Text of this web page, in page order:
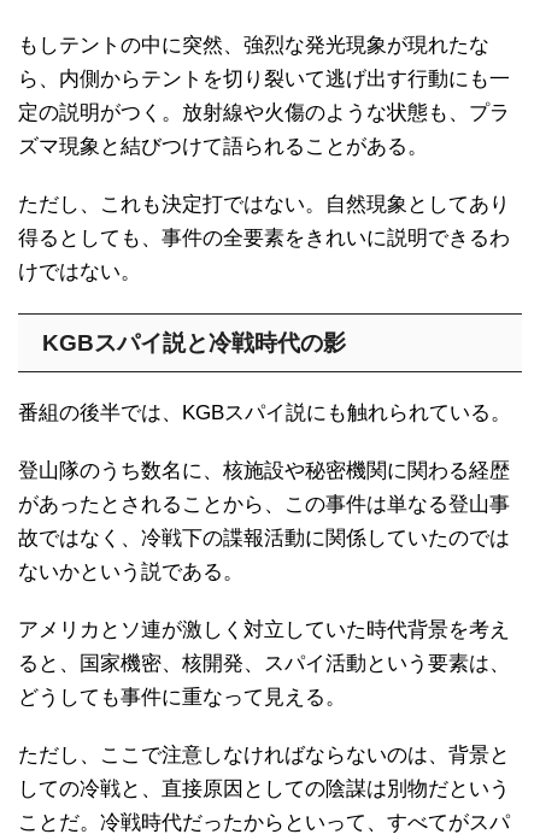
もしテントの中に突然、強烈な発光現象が現れたな
ら、内側からテントを切り裂いて逃げ出す行動にも一
定の説明がつく。放射線や火傷のような状態も、プラ
ズマ現象と結びつけて語られることがある。
ただし、これも決定打ではない。自然現象としてあり
得るとしても、事件の全要素をきれいに説明できるわ
けではない。
KGBスパイ説と冷戦時代の影
番組の後半では、KGBスパイ説にも触れられている。
登山隊のうち数名に、核施設や秘密機関に関わる経歴
があったとされることから、この事件は単なる登山事
故ではなく、冷戦下の諜報活動に関係していたのでは
ないかという説である。
アメリカとソ連が激しく対立していた時代背景を考え
ると、国家機密、核開発、スパイ活動という要素は、
どうしても事件に重なって見える。
ただし、ここで注意しなければならないのは、背景と
しての冷戦と、直接原因としての陰謀は別物だという
ことだ。冷戦時代だったからといって、すべてがスパ